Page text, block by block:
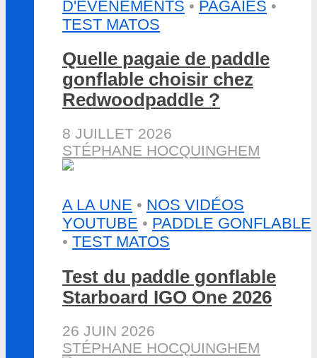
D'ÉVÈNEMENTS • PAGAIES •
TEST MATOS
Quelle pagaie de paddle
gonflable choisir chez
Redwoodpaddle ?
8 JUILLET 2026
STÉPHANE HOCQUINGHEM
A LA UNE • NOS VIDÉOS
YOUTUBE • PADDLE GONFLABLE
• TEST MATOS
Test du paddle gonflable
Starboard IGO One 2026
26 JUIN 2026
STÉPHANE HOCQUINGHEM